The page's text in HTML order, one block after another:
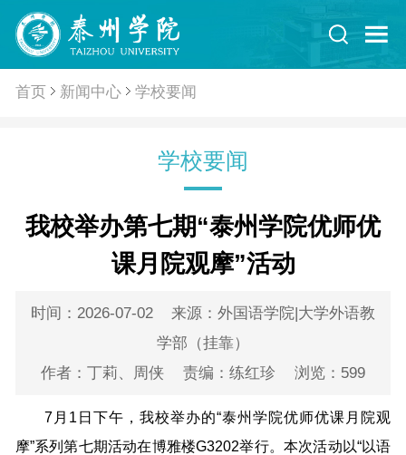
首页 新闻中心 学校要闻
学校要闻
我校举办第七期“泰州学院优师优
课月院观摩”活动
时间：2026-07-02
来源：外国语学院|大学外语教
学部（挂靠）
作者：丁莉、周侠
责编：练红珍 浏览： 599
7月1日下午，我校举办的“泰州学院优师优课月院观
摩”系列第七期活动在博雅楼G3202举行。本次活动以“以语